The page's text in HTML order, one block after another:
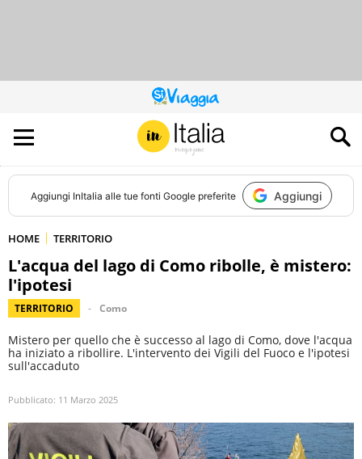
QUESTO
SITO
CONTRIBUISCE
ALL’AUDIENCE
DI
Aggiungi InItalia alle tue fonti Google preferite Aggiungi
HOME TERRITORIO
L'acqua del lago di Como ribolle, è mistero:
l'ipotesi
TERRITORIO Como
Mistero per quello che è successo al lago di Como, dove l'acqua
ha iniziato a ribollire. L'intervento dei Vigili del Fuoco e l'ipotesi
sull'accaduto
Pubblicato: 11 Marzo 2025